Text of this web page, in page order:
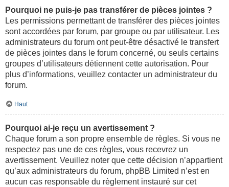
Pourquoi ne puis-je pas transférer de pièces jointes ?
Les permissions permettant de transférer des pièces jointes
sont accordées par forum, par groupe ou par utilisateur. Les
administrateurs du forum ont peut-être désactivé le transfert
de pièces jointes dans le forum concerné, ou seuls certains
groupes d’utilisateurs détiennent cette autorisation. Pour
plus d’informations, veuillez contacter un administrateur du
forum.
Haut
Pourquoi ai-je reçu un avertissement ?
Chaque forum a son propre ensemble de règles. Si vous ne
respectez pas une de ces règles, vous recevrez un
avertissement. Veuillez noter que cette décision n’appartient
qu’aux administrateurs du forum, phpBB Limited n’est en
aucun cas responsable du règlement instauré sur cet